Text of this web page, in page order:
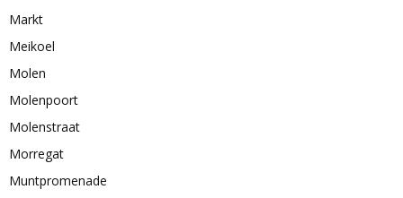
Markt
Meikoel
Molen
Molenpoort
Molenstraat
Morregat
Muntpromenade